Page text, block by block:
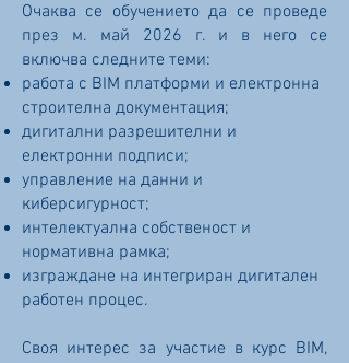
Очаква се обучението да се проведе
през м. май 2026 г. и в него се
включва следните теми:
работа с BIM платформи и електронна
строителна документация;
дигитални разрешителни и
електронни подписи;
управление на данни и
киберсигурност;
интелектуална собственост и
нормативна рамка;
изграждане на интегриран дигитален
работен процес.
Своя интерес за участие в курс BIM,